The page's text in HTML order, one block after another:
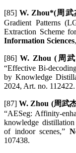
[85]W. Zhou*(周武
Gradient Patterns
Extraction Scheme
Information Sciences
[86]W. Zhou (周
“Effective Bi-
by Knowledge
2024, Art. no. 112422.
[87]W. Zhou (周武
“AESeg: Affinity-
knowledge
of indoor scenes,”
107438.